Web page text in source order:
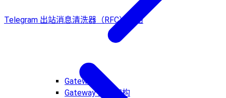
Gateway
Gateway 网关架构
Telegram 出站消息清洗器（RFC） 网络